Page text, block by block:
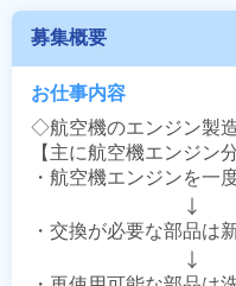
募集概要
お仕事内容
◇航空機のエンジン製
【主に航空機エンジン
・航空機エンジンを一
↓
・交換が必要な部品は
↓